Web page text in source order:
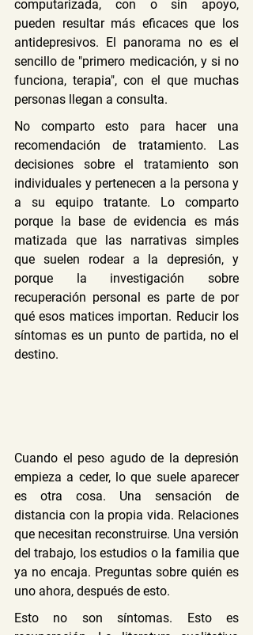
computarizada, con o sin apoyo,
pueden resultar más eficaces que los
antidepresivos. El panorama no es el
sencillo de "primero medicación, y si no
funciona, terapia", con el que muchas
personas llegan a consulta.
No comparto esto para hacer una
recomendación de tratamiento. Las
decisiones sobre el tratamiento son
individuales y pertenecen a la persona y
a su equipo tratante. Lo comparto
porque la base de evidencia es más
matizada que las narrativas simples
que suelen rodear a la depresión, y
porque la investigación sobre
recuperación personal es parte de por
qué esos matices importan. Reducir los
síntomas es un punto de partida, no el
destino.
Cuando el peso agudo de la depresión
empieza a ceder, lo que suele aparecer
es otra cosa. Una sensación de
distancia con la propia vida. Relaciones
que necesitan reconstruirse. Una versión
del trabajo, los estudios o la familia que
ya no encaja. Preguntas sobre quién es
uno ahora, después de esto.
Esto no son síntomas. Esto es